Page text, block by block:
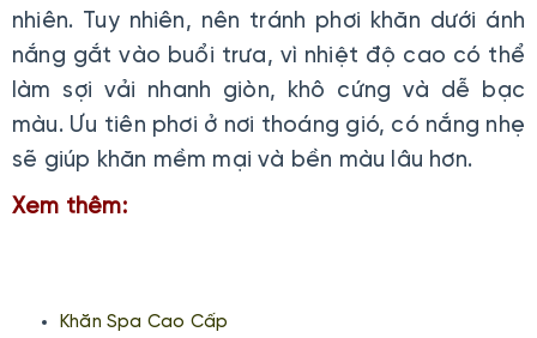
nhiên. Tuy nhiên, nên tránh phơi khăn dưới ánh
nắng gắt vào buổi trưa, vì nhiệt độ cao có thể
làm sợi vải nhanh giòn, khô cứng và dễ bạc
màu. Ưu tiên phơi ở nơi thoáng gió, có nắng nhẹ
sẽ giúp khăn mềm mại và bền màu lâu hơn.
Xem thêm:
Khăn Spa Cao Cấp